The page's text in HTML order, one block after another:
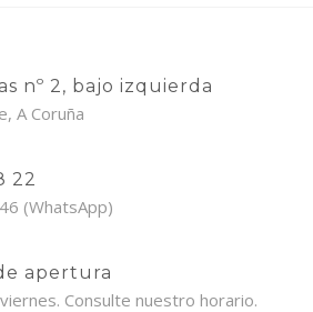
nº 2, bajo izquierda
A Coruña
22
(WhatsApp)
apertura
Consulte nuestro horario.